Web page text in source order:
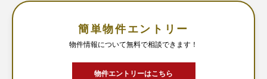
簡単物件エントリー
物件情報について無料で相談できます！
物件エントリーはこちら